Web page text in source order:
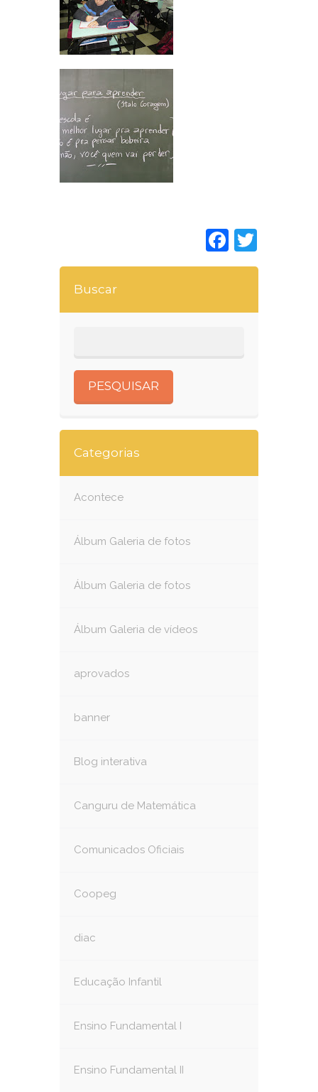
Buscar
Categorias
Acontece
Álbum Galeria de fotos
Álbum Galeria de fotos
Álbum Galeria de vídeos
aprovados
banner
Blog interativa
Canguru de Matemática
Comunicados Oficiais
Coopeg
diac
Educação Infantil
Ensino Fundamental I
Ensino Fundamental II